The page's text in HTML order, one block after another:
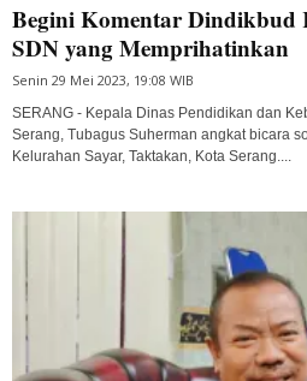
Begini Komentar Dindikbud
SDN yang Memprihatinkan
Senin 29 Mei 2023, 19:08 WIB
SERANG - Kepala Dinas Pendidikan dan
Serang, Tubagus Suherman angkat bicara
Kelurahan Sayar, Taktakan, Kota Serang....